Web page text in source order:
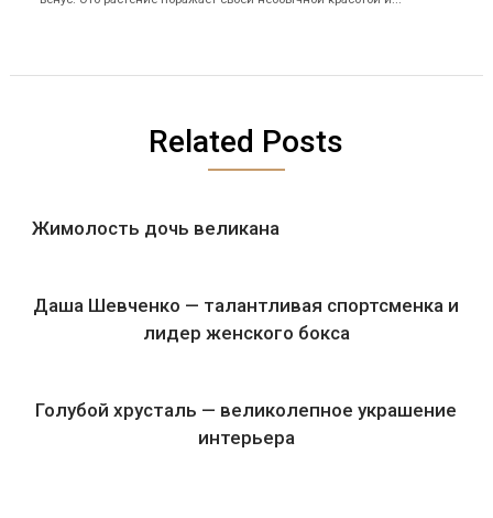
Related Posts
Жимолость дочь великана
Даша Шевченко — талантливая спортсменка и
лидер женского бокса
Голубой хрусталь — великолепное украшение
интерьера